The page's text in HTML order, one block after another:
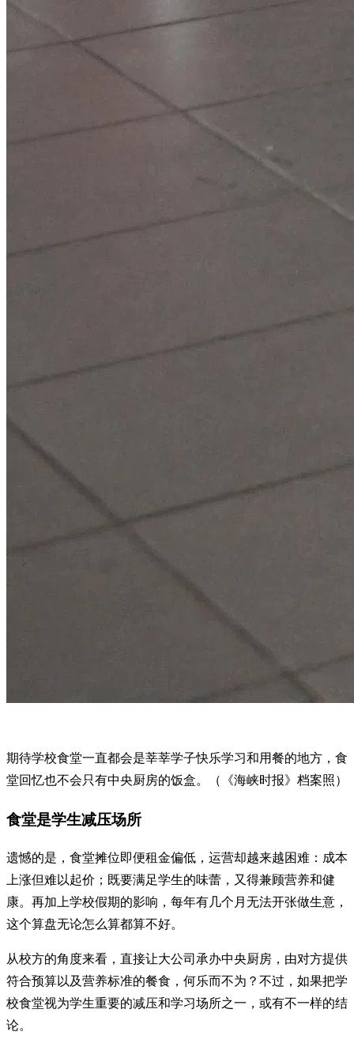
期待学校食堂一直都会是莘莘学子快乐学习和用餐的地方，食
堂回忆也不会只有中央厨房的饭盒。（《海峡时报》档案照）
食堂是学生减压场所
遗憾的是，食堂摊位即便租金偏低，运营却越来越困难：成本
上涨但难以起价；既要满足学生的味蕾，又得兼顾营养和健
康。再加上学校假期的影响，每年有几个月无法开张做生意，
这个算盘无论怎么算都算不好。
从校方的角度来看，直接让大公司承办中央厨房，由对方提供
符合预算以及营养标准的餐食，何乐而不为？不过，如果把学
校食堂视为学生重要的减压和学习场所之一，或有不一样的结
论。